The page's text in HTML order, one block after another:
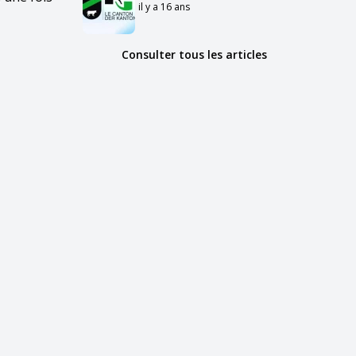
il y a 16 ans
Consulter tous les articles